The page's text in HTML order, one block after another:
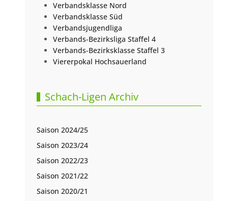
Verbandsklasse Nord
Verbandsklasse Süd
Verbandsjugendliga
Verbands-Bezirksliga Staffel 4
Verbands-Bezirksklasse Staffel 3
Viererpokal Hochsauerland
Schach-Ligen Archiv
Saison 2024/25
Saison 2023/24
Saison 2022/23
Saison 2021/22
Saison 2020/21